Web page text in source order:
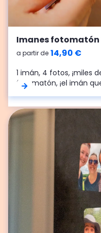
Cheerz Box Retro
a partir de 16,90 €
Ideal para dar color a
caja POP que puede
Fotos gran
a partir de 0,79 €
¡Varios formatos de
magníficas fotos!
Imanes fotomatón
a partir de 14,90 €
1 imán, 4 fotos, ¡miles
fotomatón, ¡el imán